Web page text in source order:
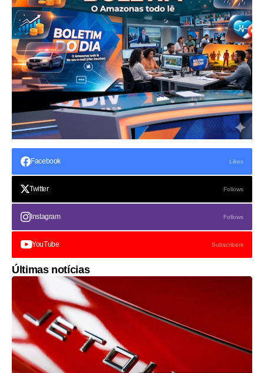
Facebook Likes
Twitter Follows
Instagram Follows
YouTube Subscribers
Últimas notícias